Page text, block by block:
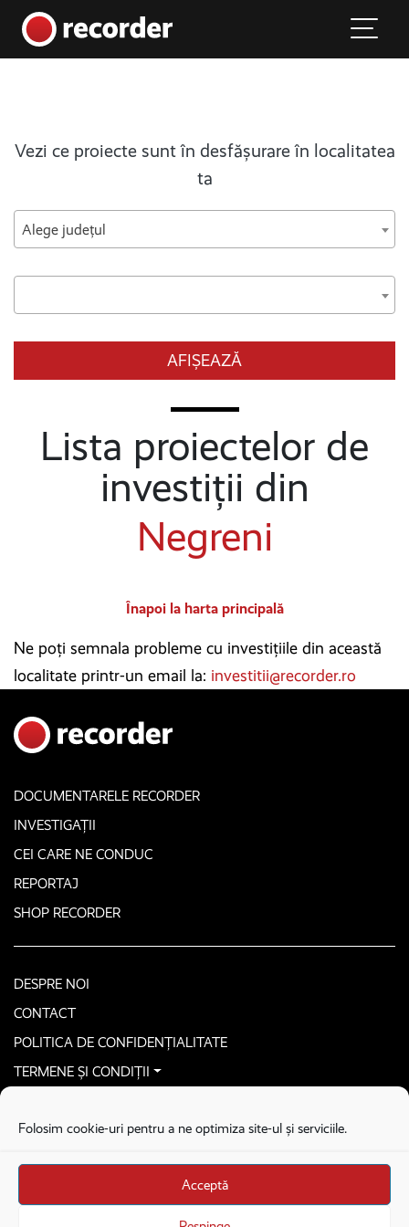
Folosim cookie-uri pentru a ne optimiza site-ul și serviciile.
Acceptă
Main Navigation
Vezi ce proiecte sunt în desfășurare în localitatea
ta
Alege județul
AFIȘEAZĂ
Lista proiectelor de
investiții din
Negreni
Înapoi la harta principală
Ne poți semnala probleme cu investițiile din această
localitate printr-un email la: investitii@recorder.ro
DOCUMENTARELE RECORDER
INVESTIGAȚII
CEI CARE NE CONDUC
REPORTAJ
SHOP RECORDER
DESPRE NOI
CONTACT
POLITICA DE CONFIDENȚIALITATE
TERMENE ȘI CONDIȚII
Stega creative
Brandul Recorder e operat de Asociația Recorder Community, sub licența SC